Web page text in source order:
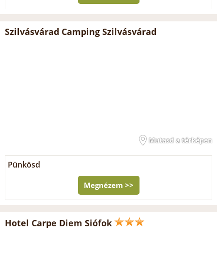
Szilvásvárad Camping Szilvásvárad
Mutasd a térképen
Pünkösd
Megnézem >>
Hotel Carpe Diem Siófok